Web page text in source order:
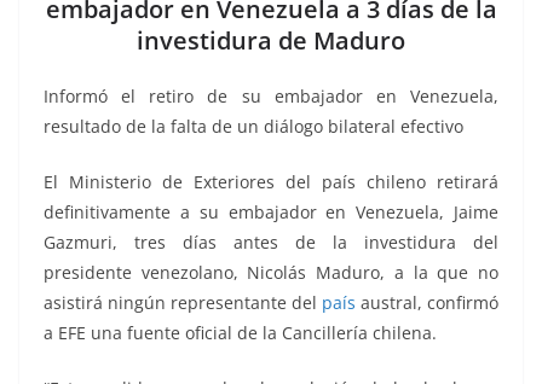
b
o
k
A
p
p
n
g
er
a
m
ar
tir
embajador en Venezuela a 3 días de la
investidura de Maduro
Informó el retiro de su embajador en Venezuela,
resultado de la falta de un diálogo bilateral efectivo
El Ministerio de Exteriores del país chileno retirará
definitivamente a su embajador en Venezuela, Jaime
Gazmuri, tres días antes de la investidura del
presidente venezolano, Nicolás Maduro, a la que no
asistirá ningún representante del país austral, confirmó
a EFE una fuente oficial de la Cancillería chilena.